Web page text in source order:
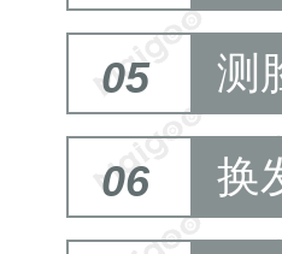
05 测
06 换